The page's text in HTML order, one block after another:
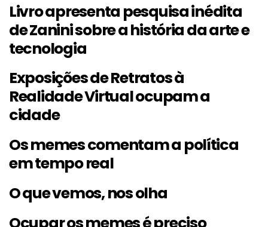
Livro apresenta pesquisa inédita
de Zanini sobre a história da arte e
tecnologia
Exposições de Retratos à
Realidade Virtual ocupam a
cidade
Os memes comentam a política
em tempo real
O que vemos, nos olha